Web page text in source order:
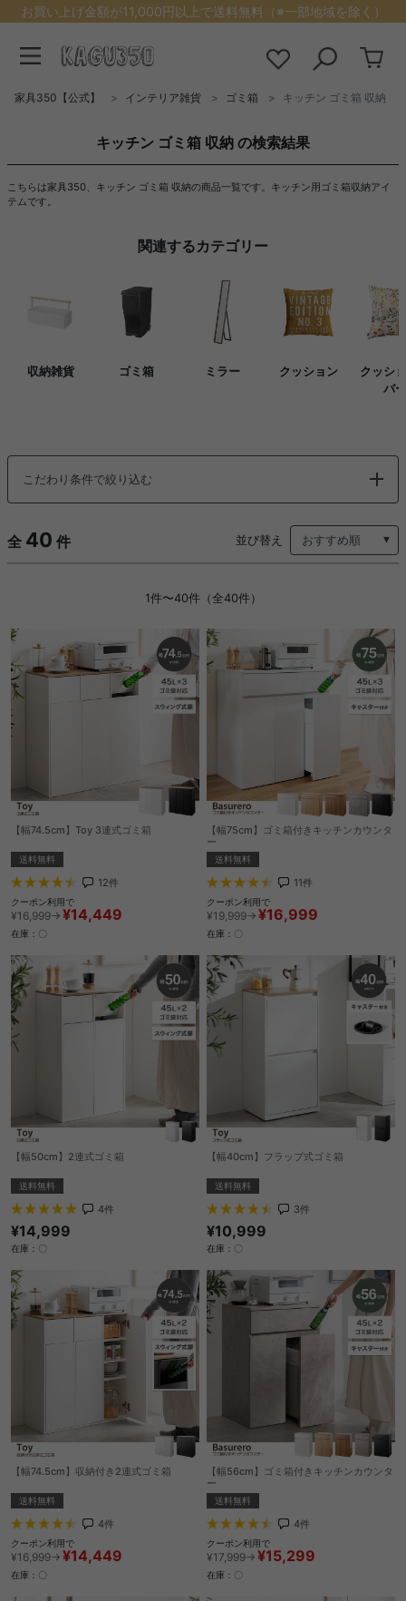
お買い上げ金額が11,000円以上で送料無料（※一部地域を除く）
家具350【公式】 インテリア雑貨 ゴミ箱 キッチン ゴミ箱 収納
キッチン ゴミ箱 収納 の検索結果
こちらは家具350、キッチン ゴミ箱 収納の商品一覧です。キッチン用ゴミ箱収納アイ
テムです。
関連するカテゴリー
収納雑貨 ゴミ箱 ミラー クッション
クッシ
バー
こだわり条件で絞り込む
全 40 件 並び替え
1件〜40件（全40件）
【幅74.5cm】Toy 3連式ゴミ箱
送料無料
12件
クーポン利用で
¥16,999→ ¥14,449
在庫：〇
【幅75cm】ゴミ箱付きキッチンカウンタ
ー
送料無料
11件
クーポン利用で
¥19,999→ ¥16,999
在庫：〇
【幅50cm】2連式ゴミ箱
送料無料
4件
¥14,999
在庫：〇
【幅40cm】フラップ式ゴミ箱
送料無料
3件
¥10,999
在庫：〇
【幅74.5cm】収納付き2連式ゴミ箱
送料無料
4件
クーポン利用で
¥16,999→ ¥14,449
在庫：〇
【幅56cm】ゴミ箱付きキッチンカウンタ
ー
送料無料
4件
クーポン利用で
¥17,999→ ¥15,299
在庫：〇